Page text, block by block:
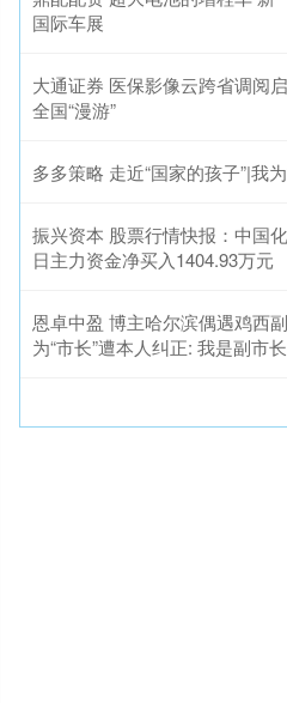
国际车展
大通证券 医保影像云跨省调阅
全国“漫游”
多多策略 走近“国家的孩子”|我
振兴资本 股票行情快报：中国
日主力资金净买入1404.93万元
恩卓中盈 博主哈尔滨偶遇鸡西
为“市长”遭本人纠正: 我是副市长